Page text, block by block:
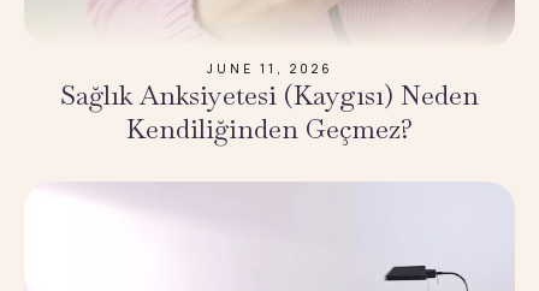
JUNE 11, 2026
Sağlık Anksiyetesi (Kaygısı) Neden
Kendiliğinden Geçmez?